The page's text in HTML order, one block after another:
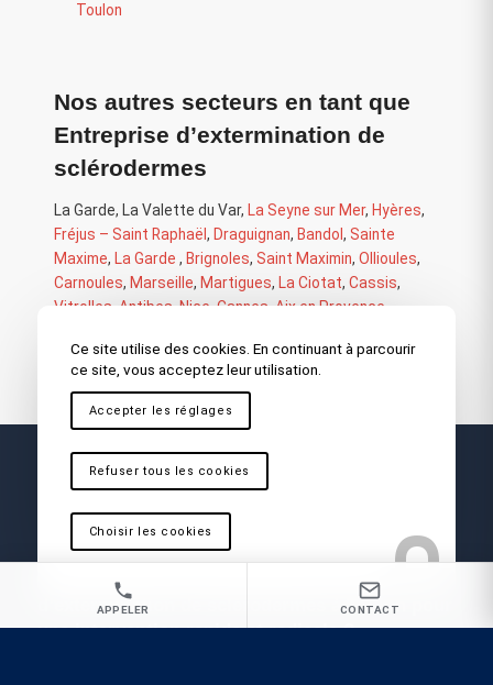
Toulon
Nos autres secteurs en tant que
Entreprise d’extermination de
sclérodermes
La Garde, La Valette du Var, La Seyne sur Mer, Hyères,
Fréjus – Saint Raphaël , Draguignan, Bandol , Sainte
Maxime, La Garde , Brignoles, Saint Maximin, Ollioules,
Carnoules, Marseille, Martigues, La Ciotat, Cassis,
Vitrolles Antibes,Nice,Cannes,Aix en Provence
Vous recherchez une Entreprise
d’extermination de sclérodermes à Toulon pour
une intervention rapide et radicale ?
Ce site utilise des cookies. En continuant à parcourir
ce site, vous acceptez leur utilisation.
Accepter les réglages
Refuser tous les cookies
Choisir les cookies
APPELER CONTACT